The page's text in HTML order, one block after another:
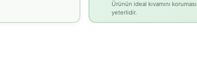
Ürünün ideal kıvamını
yeterlidir.